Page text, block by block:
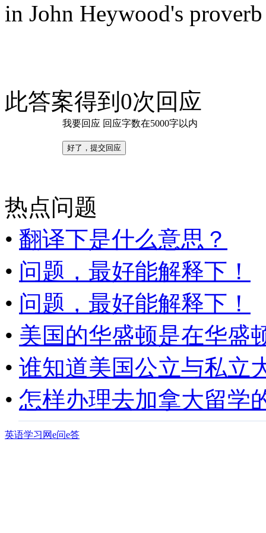
in John Heywood's
此答案得到0次回应
我要回应 回应字数在5000字以内
热点问题
• 翻译下是什么意思？
• 问题，最好能解释下！
• 问题，最好能解释下！
• 美国的华盛顿是在华盛
• 谁知道美国公立与私立
• 怎样办理去加拿大留学
英语学习网e问e答